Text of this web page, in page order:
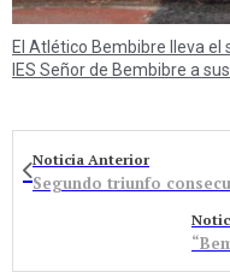
El Atlético Bembibre lleva el
IES Señor de Bembibre a
Noticia Anterior